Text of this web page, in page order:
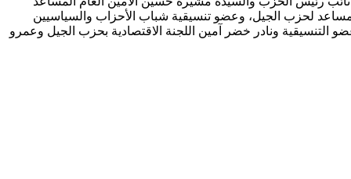
لحزب الجيل، وعضو تنسيقية شباب الأحزاب والسياسيين
ونادر خضر آمين اللجنة الاقتصادية بحزب الجيل وعمرو